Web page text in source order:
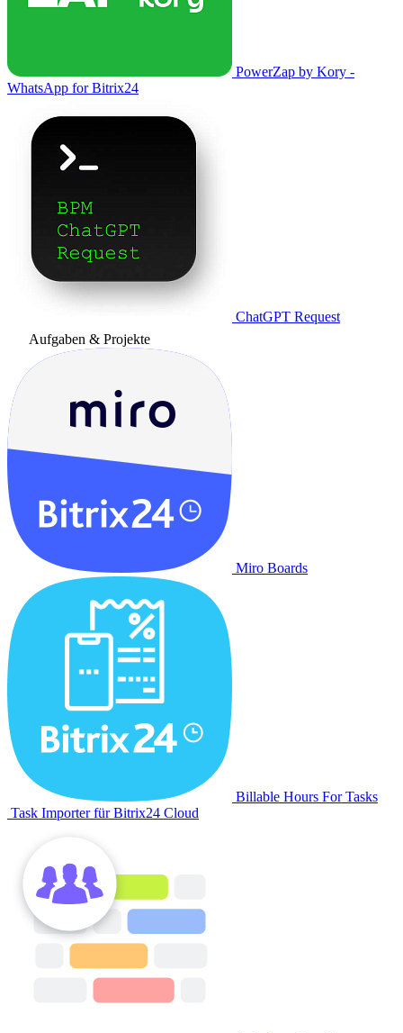
PowerZap by Kory -
WhatsApp for Bitrix24
ChatGPT Request
Aufgaben & Projekte
Miro Boards
Billable Hours For Tasks
Task Importer für Bitrix24 Cloud